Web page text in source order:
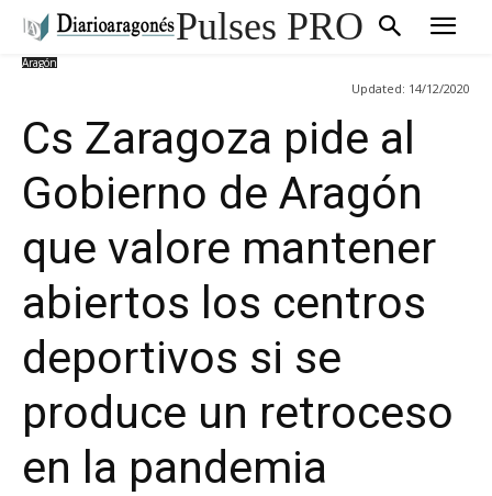
Pulses PRO
Aragón
Updated: 14/12/2020
Cs Zaragoza pide al
Gobierno de Aragón
que valore mantener
abiertos los centros
deportivos si se
produce un retroceso
en la pandemia